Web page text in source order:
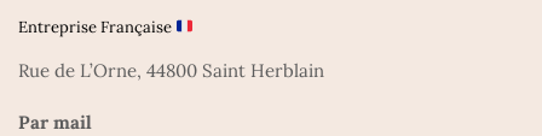
Entreprise Française
Rue de L’Orne, 44800 Saint Herblain
Par mail